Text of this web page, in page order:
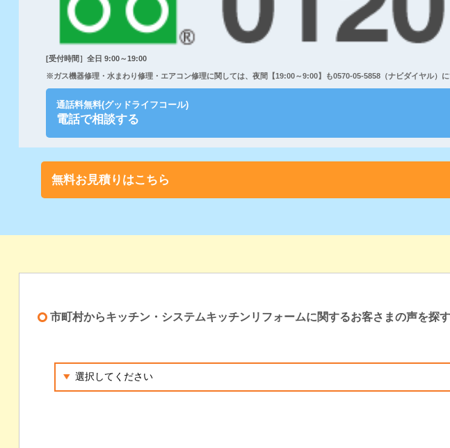
[受付時間］全日 9:00～19:00
※ガス機器修理・水まわり修理・エアコン修理に関しては、夜間【19:00～9:00】も0570-05-5858（ナビダイヤル）に
通話料無料(グッドライフコール)
電話で相談する
無料お見積りはこちら
市町村からキッチン・システムキッチンリフォームに関するお客さまの声を探す